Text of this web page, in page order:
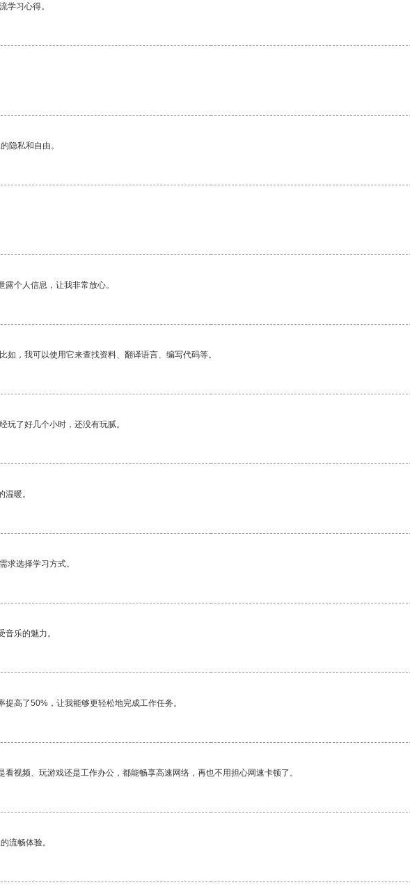
学习心得。
隐私和自由。
个人信息，让我非常放心。
，我可以使用它来查找资料、翻译语言、编写代码等。
玩了好几个小时，还没有玩腻。
暖。
求选择学习方式。
乐的魅力。
高了50%，让我能够更轻松地完成工作任务。
视频、玩游戏还是工作办公，都能畅享高速网络，再也不用担心网速卡顿了。
流畅体验。